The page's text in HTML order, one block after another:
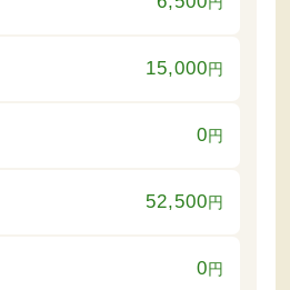
15,000円
0円
52,500円
0円